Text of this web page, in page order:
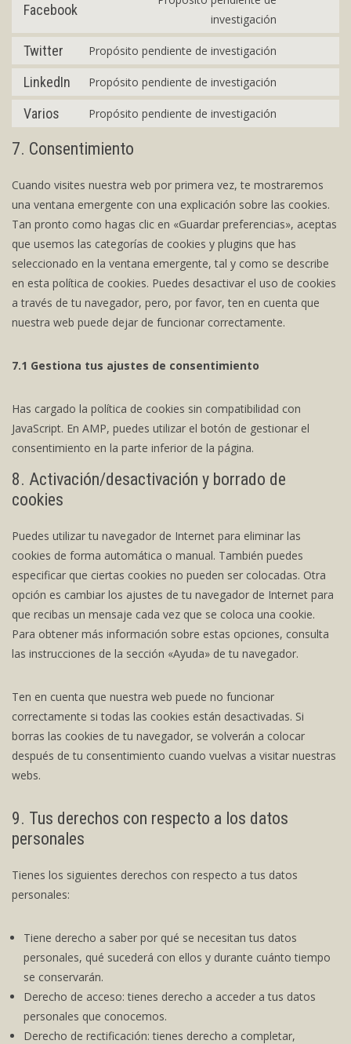
youtube
Facebook
investigación
to
Twitter Propósito pendiente de investigación
service
LinkedIn Propósito pendiente de investigación
service
Varios Propósito pendiente de investigación
varios
7. Consentimiento
Cuando visites nuestra web por primera vez, te mostraremos
una ventana emergente con una explicación sobre las cookies.
Tan pronto como hagas clic en «Guardar preferencias», aceptas
que usemos las categorías de cookies y plugins que has
seleccionado en la ventana emergente, tal y como se describe
en esta política de cookies. Puedes desactivar el uso de cookies
a través de tu navegador, pero, por favor, ten en cuenta que
nuestra web puede dejar de funcionar correctamente.
7.1 Gestiona tus ajustes de consentimiento
Has cargado la política de cookies sin compatibilidad con
JavaScript. En AMP, puedes utilizar el botón de gestionar el
consentimiento en la parte inferior de la página.
8. Activación/desactivación y borrado de
cookies
Puedes utilizar tu navegador de Internet para eliminar las
cookies de forma automática o manual. También puedes
especificar que ciertas cookies no pueden ser colocadas. Otra
opción es cambiar los ajustes de tu navegador de Internet para
que recibas un mensaje cada vez que se coloca una cookie.
Para obtener más información sobre estas opciones, consulta
las instrucciones de la sección «Ayuda» de tu navegador.
Ten en cuenta que nuestra web puede no funcionar
correctamente si todas las cookies están desactivadas. Si
borras las cookies de tu navegador, se volverán a colocar
después de tu consentimiento cuando vuelvas a visitar nuestras
webs.
9. Tus derechos con respecto a los datos
personales
Tienes los siguientes derechos con respecto a tus datos
personales:
Tiene derecho a saber por qué se necesitan tus datos
personales, qué sucederá con ellos y durante cuánto tiempo
se conservarán.
Derecho de acceso: tienes derecho a acceder a tus datos
personales que conocemos.
Derecho de rectificación: tienes derecho a completar,